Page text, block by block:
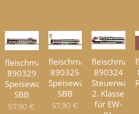
fleischmann
890329
Speisewagen,
SBB
57,90 €
fleischmann
890325
Speisewagen,
SBB
57,90€
fleischmann
890324
2. Klasse
für EW-